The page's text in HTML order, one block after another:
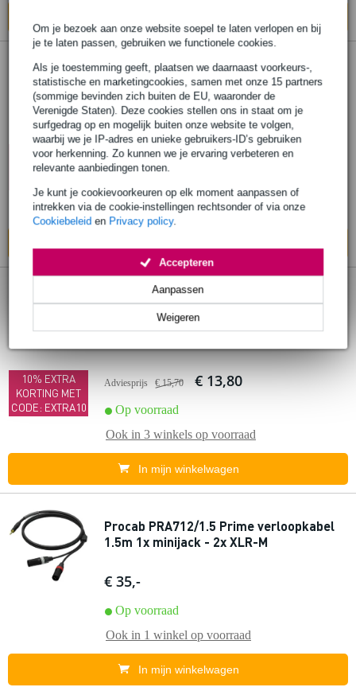
Om je bezoek aan onze website soepel te laten verlopen en bij
je te laten passen, gebruiken we functionele cookies.
Als je toestemming geeft, plaatsen we daarnaast voorkeurs-,
statistische en marketingcookies, samen met onze 15 partners
(sommige bevinden zich buiten de EU, waaronder de
Verenigde Staten). Deze cookies stellen ons in staat om je
surfgedrag op en mogelijk buiten onze website te volgen,
waarbij we je IP-adres en unieke gebruikers-ID’s gebruiken
voor herkenning. Zo kunnen we je ervaring verbeteren en
relevante aanbiedingen tonen.
Je kunt je cookievoorkeuren op elk moment aanpassen of
intrekken via de cookie-instellingen rechtsonder of via onze
Cookiebeleid en Privacy policy.
Weigeren
Aanpassen
Accepteren
10% EXTRA
KORTING MET
Procab CLA712 Classic 1x mini-jack - 2x
XLR male kabel 3m
Adviesprijs € 16,50 € 11,55
Ook in2 winkelsop voorraad
10% EXTRA
KORTING MET
CODE: EXTRA10
5 reviews
Procab CLA723 Classic 6.3mm stereo
Adviesprijs € 15,70 € 13,80
Op voorraad
Ook in 3 winkels op voorraad
In mijn winkelwagen
Procab PRA712/1.5 Prime verloopkabel
1.5m 1x minijack - 2x XLR-M
€ 35,-
Op voorraad
Ook in 1 winkel op voorraad
In mijn winkelwagen